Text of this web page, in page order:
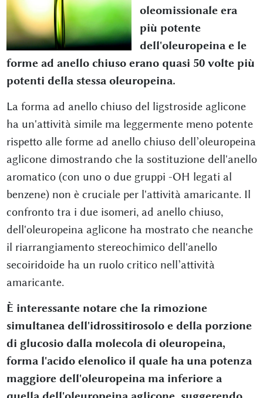
oleomissionale era
più potente
dell'oleuropeina e le
forme ad anello chiuso erano quasi 50 volte più
potenti della stessa oleuropeina.
La forma ad anello chiuso del ligstroside aglicone
ha un'attività simile ma leggermente meno potente
rispetto alle forme ad anello chiuso dell’oleuropeina
aglicone dimostrando che la sostituzione dell'anello
aromatico (con uno o due gruppi -OH legati al
benzene) non è cruciale per l'attività amaricante. Il
confronto tra i due isomeri, ad anello chiuso,
dell'oleuropeina aglicone ha mostrato che neanche
il riarrangiamento stereochimico dell'anello
secoiridoide ha un ruolo critico nell’attività
amaricante.
È interessante notare che la rimozione
simultanea dell'idrossitirosolo e della porzione
di glucosio dalla molecola di oleuropeina,
forma l'acido elenolico il quale ha una potenza
maggiore dell'oleuropeina ma inferiore a